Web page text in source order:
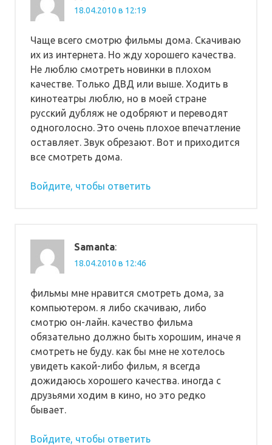
18.04.2010 в 12:19
Чаще всего смотрю фильмы дома. Скачиваю
их из интернета. Но жду хорошего качества.
Не люблю смотреть новинки в плохом
качестве. Только ДВД или выше. Ходить в
кинотеатры люблю, но в моей стране
русский дубляж не одобряют и переводят
одноголосно. Это очень плохое впечатление
оставляет. Звук обрезают. Вот и приходится
все смотреть дома.
Войдите, чтобы ответить
Samanta:
18.04.2010 в 12:46
фильмы мне нравится смотреть дома, за
компьютером. я либо скачиваю, либо
смотрю он-лайн. качество фильма
обязательно должно быть хорошим, иначе я
смотреть не буду. как бы мне не хотелось
увидеть какой-либо фильм, я всегда
дожидаюсь хорошего качества. иногда с
друзьями ходим в кино, но это редко
бывает.
Войдите, чтобы ответить